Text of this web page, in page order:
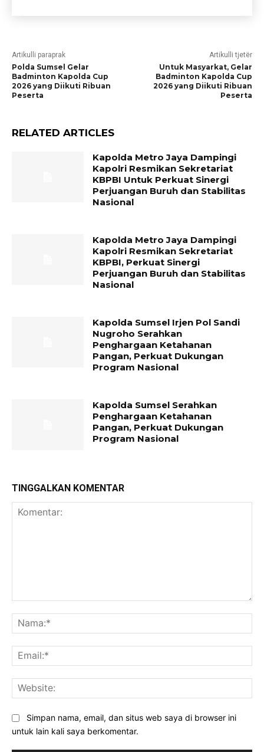
Artikulli paraprak
Polda Sumsel Gelar
Badminton Kapolda Cup
2026 yang Diikuti Ribuan
Peserta
Artikulli tjetër
Untuk Masyarkat, Gelar
Badminton Kapolda Cup
2026 yang Diikuti Ribuan
Peserta
RELATED ARTICLES
Kapolda Metro Jaya Dampingi
Kapolri Resmikan Sekretariat
KBPBI Untuk Perkuat Sinergi
Perjuangan Buruh dan Stabilitas
Nasional
Kapolda Metro Jaya Dampingi
Kapolri Resmikan Sekretariat
KBPBI, Perkuat Sinergi
Perjuangan Buruh dan Stabilitas
Nasional
Kapolda Sumsel Irjen Pol Sandi
Nugroho Serahkan
Penghargaan Ketahanan
Pangan, Perkuat Dukungan
Program Nasional
Kapolda Sumsel Serahkan
Penghargaan Ketahanan
Pangan, Perkuat Dukungan
Program Nasional
TINGGALKAN KOMENTAR
Simpan nama, email, dan situs web saya di browser ini
untuk lain kali saya berkomentar.